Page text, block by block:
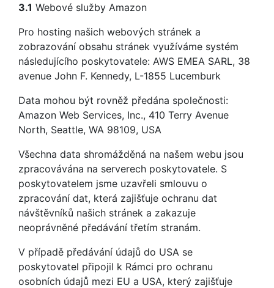
3.1 Webové služby Amazon
Pro hosting našich webových stránek a
zobrazování obsahu stránek využíváme systém
následujícího poskytovatele: AWS EMEA SARL, 38
avenue John F. Kennedy, L-1855 Lucemburk
Data mohou být rovněž předána společnosti:
Amazon Web Services, Inc., 410 Terry Avenue
North, Seattle, WA 98109, USA
Všechna data shromážděná na našem webu jsou
zpracovávána na serverech poskytovatele. S
poskytovatelem jsme uzavřeli smlouvu o
zpracování dat, která zajišťuje ochranu dat
návštěvníků našich stránek a zakazuje
neoprávněné předávání třetím stranám.
V případě předávání údajů do USA se
poskytovatel připojil k Rámci pro ochranu
osobních údajů mezi EU a USA, který zajišťuje